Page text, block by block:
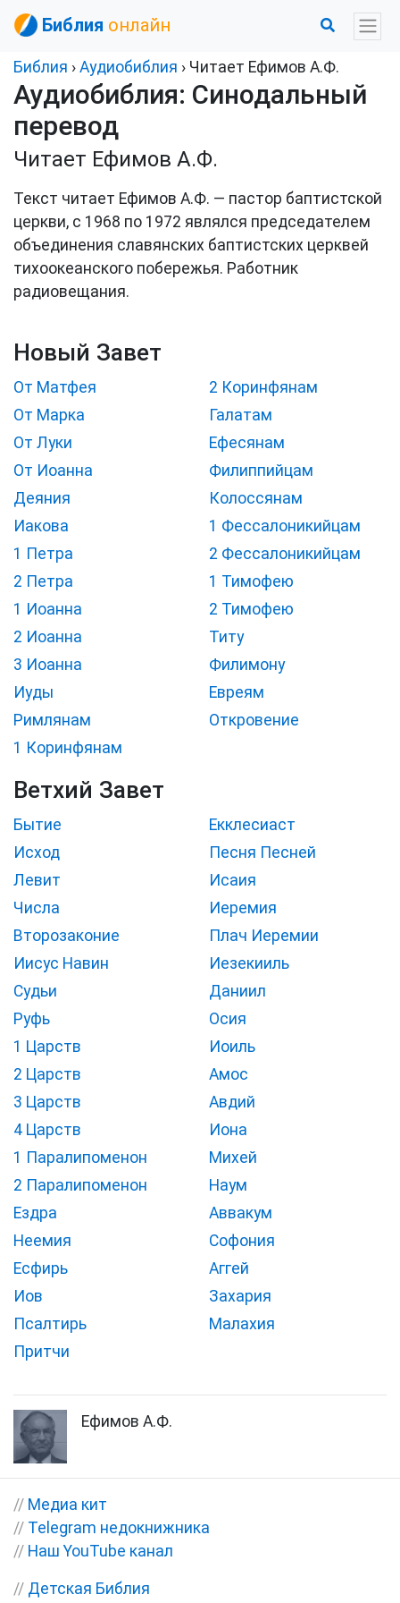
Библия онлайн
Библия › Аудиобиблия › Читает Ефимов А.Ф.
Аудиобиблия: Синодальный
перевод
Читает Ефимов А.Ф.
Текст читает Ефимов А.Ф. — пастор баптистской
церкви, с 1968 по 1972 являлся председателем
объединения славянских баптистских церквей
тихоокеанского побережья. Работник
радиовещания.
Новый Завет
От Матфея
От Марка
От Луки
От Иоанна
Деяния
Иакова
1 Петра
2 Петра
1 Иоанна
2 Иоанна
3 Иоанна
Иуды
Римлянам
1 Коринфянам
2 Коринфянам
Галатам
Ефесянам
Филиппийцам
Колоссянам
1 Фессалоникийцам
2 Фессалоникийцам
1 Тимофею
2 Тимофею
Титу
Филимону
Евреям
Откровение
Ветхий Завет
Бытие
Исход
Левит
Числа
Второзаконие
Иисус Навин
Судьи
Руфь
1 Царств
2 Царств
3 Царств
4 Царств
1 Паралипоменон
2 Паралипоменон
Ездра
Неемия
Есфирь
Иов
Псалтирь
Притчи
Екклесиаст
Песня Песней
Исаия
Иеремия
Плач Иеремии
Иезекииль
Даниил
Осия
Иоиль
Амос
Авдий
Иона
Михей
Наум
Аввакум
Софония
Аггей
Захария
Малахия
Ефимов А.Ф.
// Медиа кит
// Telegram недокнижника
// Наш YouTube канал
// Детская Библия